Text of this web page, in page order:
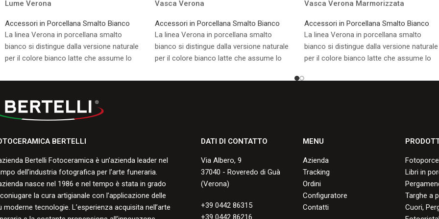
Lume Verona
Accessori in Porcellana Smalto Bianco
La linea Verona in porcellana smalto
bianco si distingue dalla versione naturale
per il colore bianco latte che assume lo
Vasca Verona
Accessori in Porcellana Smalto Bianco
La linea Verona in porcellana smalto
bianco si distingue dalla versione naturale
per il colore bianco latte che assume lo
Vasca Verona Marmorizzata
Accessori in Porcellana Smalto Bianco
La linea Verona in porcellana smalto
bianco si distingue dalla versione naturale
per il colore bianco latte che assume lo
BERTELLI
Bertelli Fotoceramica è un’azienda leader nel
dell’industria fotografica per l’arte funeraria.
nasce nel 1986 e nel tempo è stata in grado
la cura artigianale con l’applicazione delle
moderne tecnologie. L’esperienza acquisita nell’arte
DATI DI CONTATTO
Via Albero, 9
37040 - Roveredo di Guà
(Verona)
+39 0442 86315
+39 0442 86216
MENU
Azienda
Tracking
Ordini
Configuratore
Contatti
Libri in
Targhe a
Cuori,